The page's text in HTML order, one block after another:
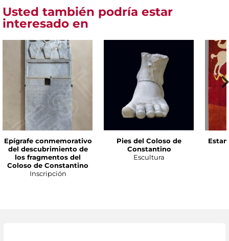
Usted también podría estar
interesado en
Epígrafe conmemorativo
del descubrimiento de
los fragmentos del
Coloso de Constantino
Inscripción
Pies del Coloso de
Constantino
Escultura